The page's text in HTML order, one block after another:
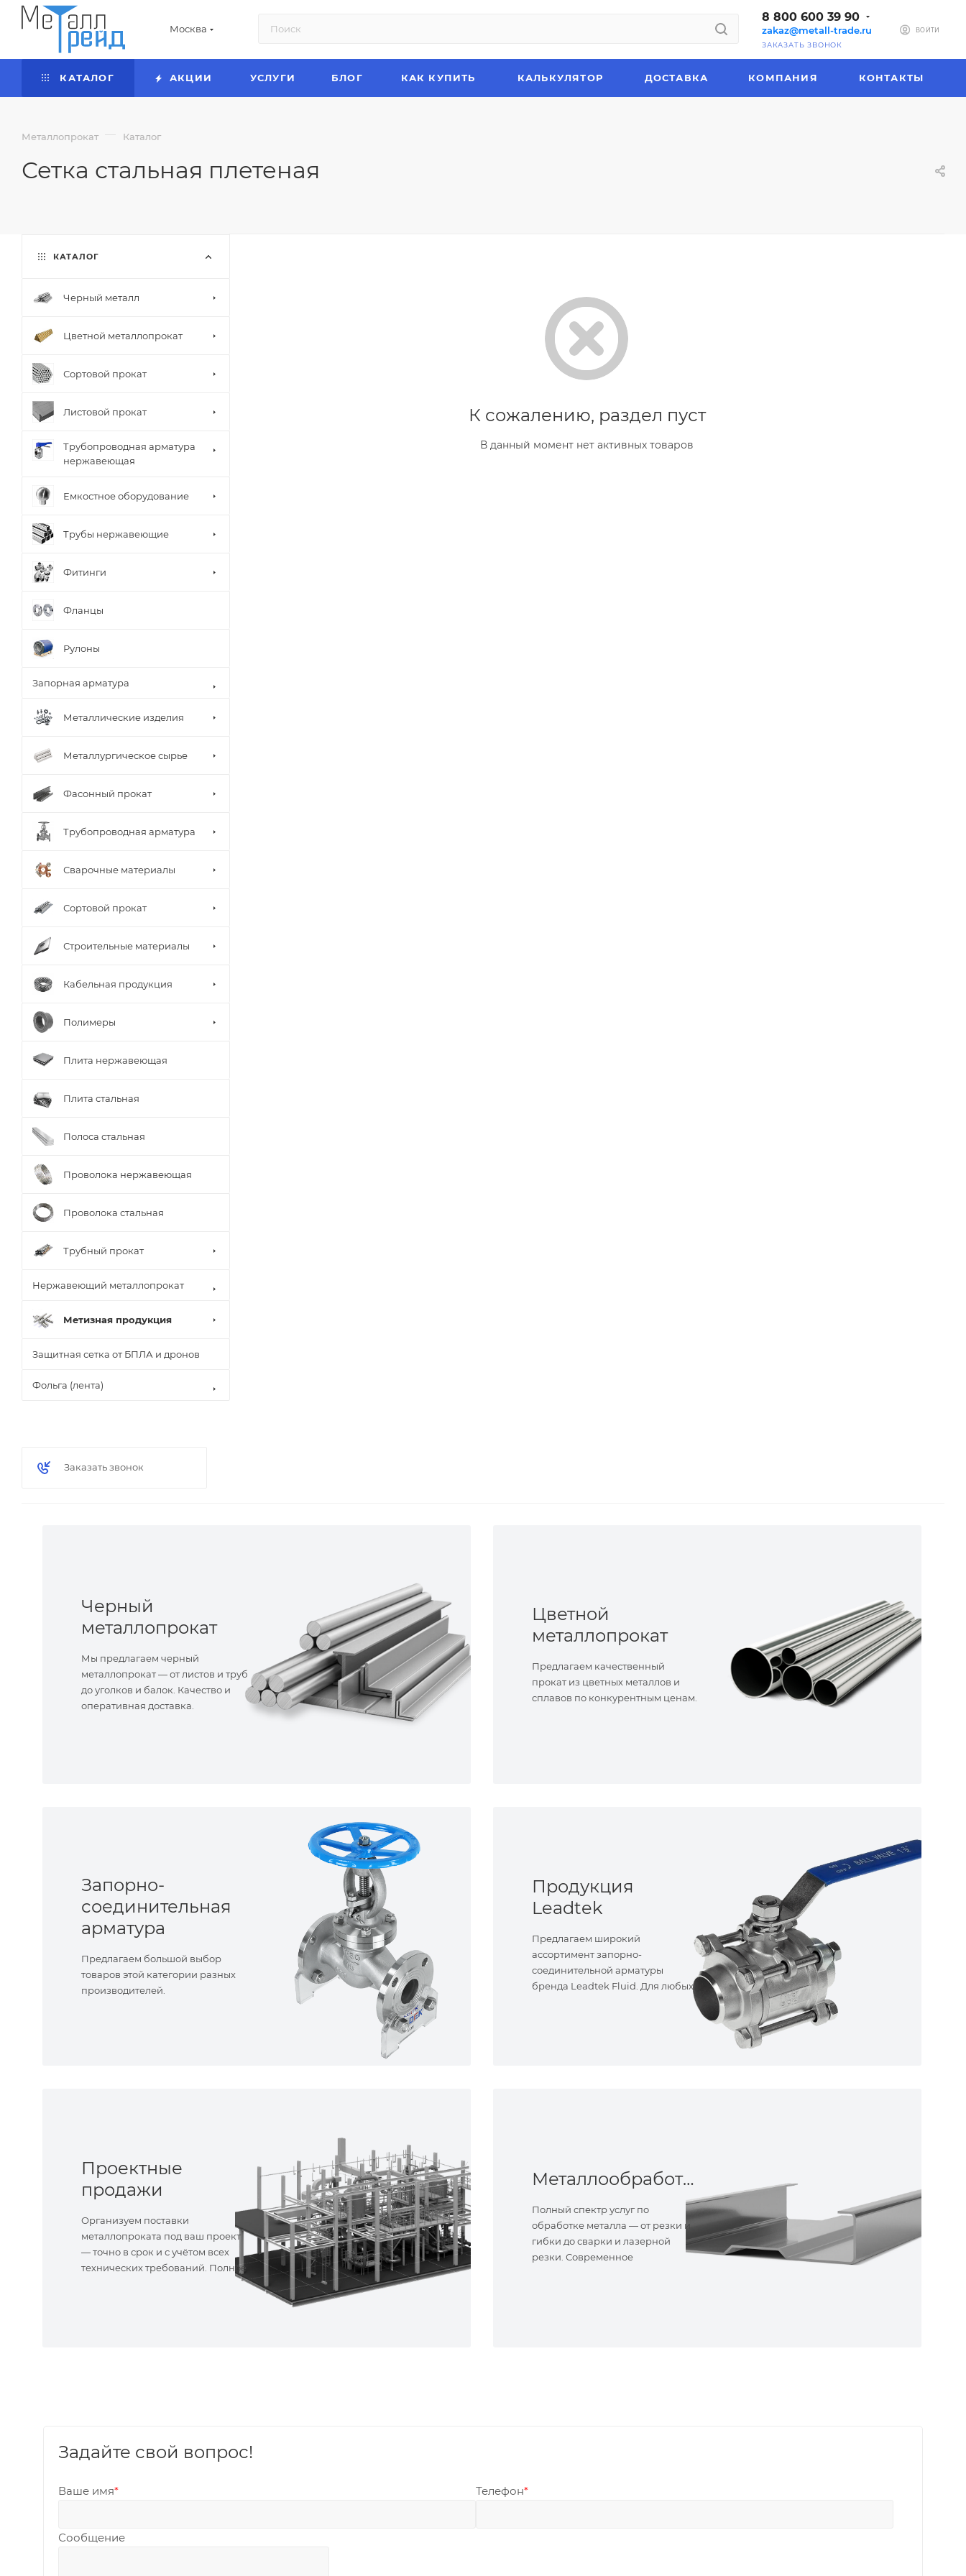
Москва
8 800 600 39 90
zakaz@metall-trade.ru
ЗАКАЗАТЬ ЗВОНОК
ВОЙТИ
КАТАЛОГ АКЦИИ УСЛУГИ БЛОГ КАК КУПИТЬ КАЛЬКУЛЯТОР ДОСТАВКА КОМПАНИЯ КОНТАКТЫ
Металлопрокат — Каталог
Сетка стальная плетеная
К сожалению, раздел пуст
В данный момент нет активных товаров
КАТАЛОГ
Черный металл
Цветной металлопрокат
Сортовой прокат
Листовой прокат
Трубопроводная арматура
нержавеющая
Емкостное оборудование
Трубы нержавеющие
Фитинги
Фланцы
Рулоны
Запорная арматура
Металлические изделия
Металлургическое сырье
Фасонный прокат
Трубопроводная арматура
Сварочные материалы
Сортовой прокат
Строительные материалы
Кабельная продукция
Полимеры
Плита нержавеющая
Плита стальная
Полоса стальная
Проволока нержавеющая
Проволока стальная
Трубный прокат
Нержавеющий металлопрокат
Метизная продукция
Защитная сетка от БПЛА и дронов
Фольга (лента)
Заказать звонок
Черный
металлопрокат
Мы предлагаем черный
металлопрокат — от листов и труб
до уголков и балок. Качество и
оперативная доставка.
Цветной
металлопрокат
Предлагаем качественный
прокат из цветных металлов и
сплавов по конкурентным ценам.
Запорно-
соединительная
арматура
Предлагаем большой выбор
товаров этой категории разных
производителей.
Продукция
Leadtek
Предлагаем широкий
ассортимент запорно-
соединительной арматуры
бренда Leadtek Fluid. Для любых
Проектные
продажи
Организуем поставки
металлопроката под ваш проект
— точно в срок и с учётом всех
технических требований. Полное
Металлообработка
Полный спектр услуг по
обработке металла — от резки и
гибки до сварки и лазерной
резки. Современное
Задайте свой вопрос!
Ваше имя* Телефон*
Сообщение